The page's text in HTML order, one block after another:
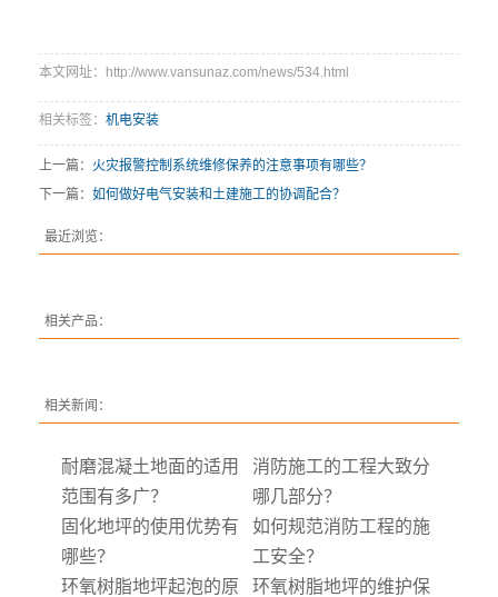
本文网址：http://www.vansunaz.com/news/534.html
相关标签： 机电安装
上一篇： 火灾报警控制系统维修保养的注意事项有哪些？
下一篇： 如何做好电气安装和土建施工的协调配合？
最近浏览：
相关产品：
相关新闻：
耐磨混凝土地面的适用
范围有多广？
消防施工的工程大致分
哪几部分？
固化地坪的使用优势有
哪些？
如何规范消防工程的施
工安全？
环氧树脂地坪起泡的原
环氧树脂地坪的维护保